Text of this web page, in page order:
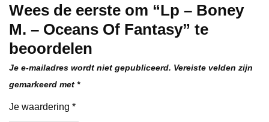
Wees de eerste om “Lp – Boney
M. – Oceans Of Fantasy” te
beoordelen
Je e-mailadres wordt niet gepubliceerd. Vereiste velden zijn
gemarkeerd met *
Je waardering *